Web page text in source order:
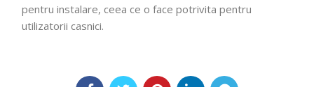
pentru instalare, ceea ce o face potrivita pentru
utilizatorii casnici.